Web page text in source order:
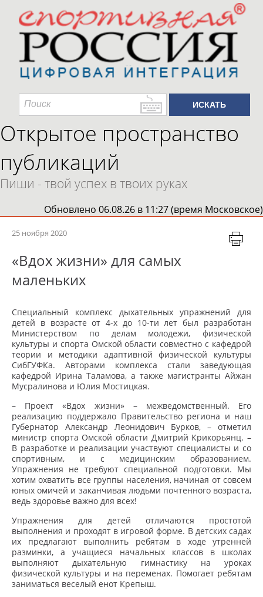
Открытое пространство
публикаций
Пиши - твой успех в твоих руках
Обновлено 06.08.26 в 11:27 (время Московское)
25 ноября 2020
«Вдох жизни» для самых
маленьких
Специальный комплекс дыхательных упражнений для
детей в возрасте от 4-х до 10-ти лет был разработан
Министерством по делам молодежи, физической
культуры и спорта Омской области совместно с кафедрой
теории и методики адаптивной физической культуры
СибГУФКа. Авторами комплекса стали заведующая
кафедрой Ирина Таламова, а также магистранты Айжан
Мусралинова и Юлия Мостицкая.
– Проект «Вдох жизни» – межведомственный. Его
реализацию поддержало Правительство региона и наш
Губернатор Александр Леонидович Бурков, – отметил
министр спорта Омской области Дмитрий Крикорьянц. –
В разработке и реализации участвуют специалисты и со
спортивным, и с медицинским образованием.
Упражнения не требуют специальной подготовки. Мы
хотим охватить все группы населения, начиная от совсем
юных омичей и заканчивая людьми почтенного возраста,
ведь здоровье важно для всех!
Упражнения для детей отличаются простотой
выполнения и проходят в игровой форме. В детских садах
их предлагают выполнить ребятам в ходе утренней
разминки, а учащиеся начальных классов в школах
выполняют дыхательную гимнастику на уроках
физической культуры и на переменах. Помогает ребятам
заниматься веселый енот Крепыш.